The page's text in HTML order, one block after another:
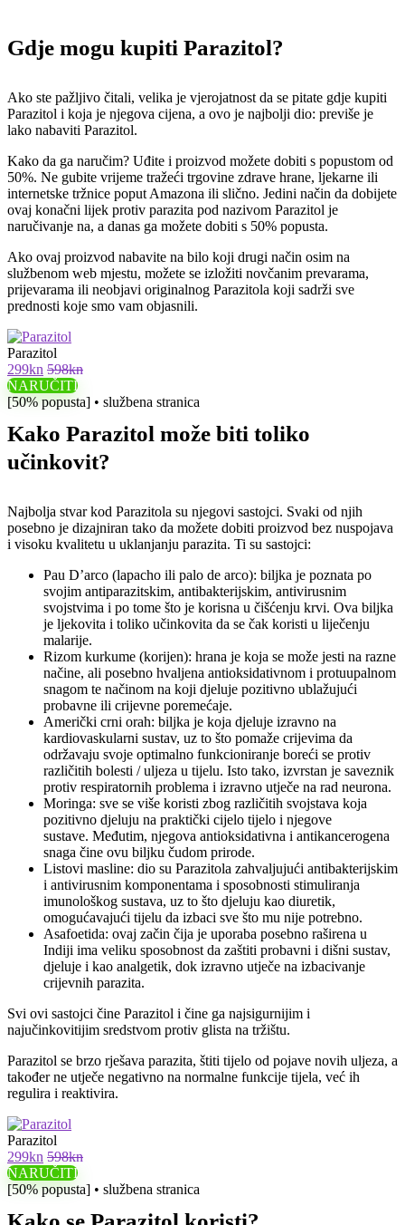
Gdje mogu kupiti Parazitol?
Ako ste pažljivo čitali, velika je vjerojatnost da se pitate gdje kupiti
Parazitol i koja je njegova cijena, a ovo je najbolji dio: previše je
lako nabaviti Parazitol.
Kako da ga naručim? Uđite i proizvod možete dobiti s popustom od
50%. Ne gubite vrijeme tražeći trgovine zdrave hrane, ljekarne ili
internetske tržnice poput Amazona ili slično. Jedini način da dobijete
ovaj konačni lijek protiv parazita pod nazivom Parazitol je
naručivanje na, a danas ga možete dobiti s 50% popusta.
Ako ovaj proizvod nabavite na bilo koji drugi način osim na
službenom web mjestu, možete se izložiti novčanim prevarama,
prijevarama ili neobjavi originalnog Parazitola koji sadrži sve
prednosti koje smo vam objasnili.
Parazitol
299kn 598kn
NARUČITI
[50% popusta] • službena stranica
Kako Parazitol može biti toliko
učinkovit?
Najbolja stvar kod Parazitola su njegovi sastojci. Svaki od njih
posebno je dizajniran tako da možete dobiti proizvod bez nuspojava
i visoku kvalitetu u uklanjanju parazita. Ti su sastojci:
Pau D’arco (lapacho ili palo de arco): biljka je poznata po
svojim antiparazitskim, antibakterijskim, antivirusnim
svojstvima i po tome što je korisna u čišćenju krvi. Ova biljka
je ljekovita i toliko učinkovita da se čak koristi u liječenju
malarije.
Rizom kurkume (korijen): hrana je koja se može jesti na razne
načine, ali posebno hvaljena antioksidativnom i protuupalnom
snagom te načinom na koji djeluje pozitivno ublažujući
probavne ili crijevne poremećaje.
Američki crni orah: biljka je koja djeluje izravno na
kardiovaskularni sustav, uz to što pomaže crijevima da
održavaju svoje optimalno funkcioniranje boreći se protiv
različitih bolesti / uljeza u tijelu. Isto tako, izvrstan je saveznik
protiv respiratornih problema i izravno utječe na rad neurona.
Moringa: sve se više koristi zbog različitih svojstava koja
pozitivno djeluju na praktički cijelo tijelo i njegove
sustave. Međutim, njegova antioksidativna i antikancerogena
snaga čine ovu biljku čudom prirode.
Listovi masline: dio su Parazitola zahvaljujući antibakterijskim
i antivirusnim komponentama i sposobnosti stimuliranja
imunološkog sustava, uz to što djeluju kao diuretik,
omogućavajući tijelu da izbaci sve što mu nije potrebno.
Asafoetida: ovaj začin čija je uporaba posebno raširena u
Indiji ima veliku sposobnost da zaštiti probavni i dišni sustav,
djeluje i kao analgetik, dok izravno utječe na izbacivanje
crijevnih parazita.
Svi ovi sastojci čine Parazitol i čine ga najsigurnijim i
najučinkovitijim sredstvom protiv glista na tržištu.
Parazitol se brzo rješava parazita, štiti tijelo od pojave novih uljeza, a
također ne utječe negativno na normalne funkcije tijela, već ih
regulira i reaktivira.
Parazitol
299kn 598kn
NARUČITI
[50% popusta] • službena stranica